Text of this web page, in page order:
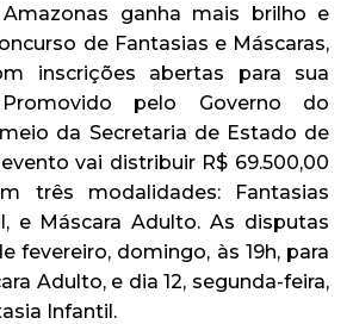
ganha mais brilho e
de Fantasias e Máscaras,
inscrições abertas para sua
pelo Governo do
da Secretaria de Estado de
evento vai distribuir R$ 69.500,00
três modalidades: Fantasias
e Máscara Adulto. As disputas
fevereiro, domingo, às 19h, para
Adulto, e dia 12, segunda-feira,
Infantil.